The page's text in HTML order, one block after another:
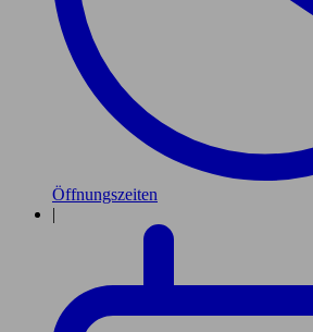
Öffnungszeiten
|